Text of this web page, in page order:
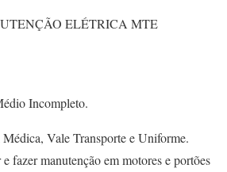
ELÉTRICA MTE
Incompleto.
Vale Transporte e Uniforme.
fazer manutenção em motores e portões